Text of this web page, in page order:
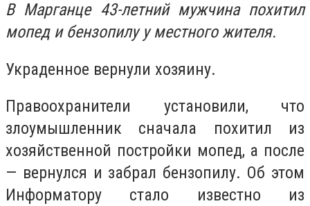
В Марганце 43-летний мужчина похитил
мопед и бензопилу у местного жителя.
Украденное вернули хозяину.
Правоохранители установили, что
злоумышленник сначала похитил из
хозяйственной постройки мопед, а после
— вернулся и забрал бензопилу. Об этом
Информатору стало известно из